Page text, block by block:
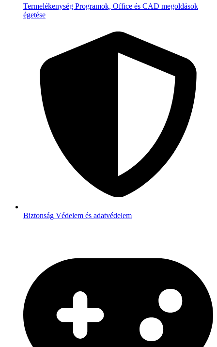
Termelékenység Programok, Office és CAD megoldások
égetése
Biztonság Védelem és adatvédelem